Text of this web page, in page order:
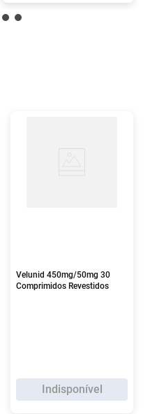
Velunid 450mg/50mg 30
Comprimidos Revestidos
Indisponível